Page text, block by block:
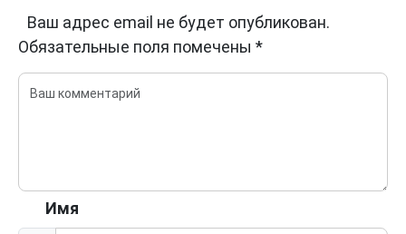
Ваш адрес email не будет опубликован.
Обязательные поля помечены *
Имя